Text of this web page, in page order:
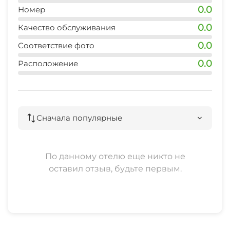
Прогулки на яхте
Конференц-зал
Прачечная
Номер 0.0
Качество обслуживания 0.0
Соответствие фото 0.0
Расположение 0.0
Сначала популярные
По данному отелю еще никто не
оставил отзыв, будьте первым.